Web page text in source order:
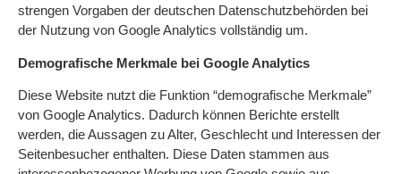
strengen Vorgaben der deutschen Datenschutzbehörden bei
der Nutzung von Google Analytics vollständig um.
Demografische Merkmale bei Google Analytics
Diese Website nutzt die Funktion “demografische Merkmale”
von Google Analytics. Dadurch können Berichte erstellt
werden, die Aussagen zu Alter, Geschlecht und Interessen der
Seitenbesucher enthalten. Diese Daten stammen aus